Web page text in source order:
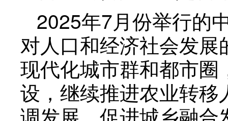
2025年7月份举行的
对人口和经济社会发
现代化城市群和都市
设，继续推进农业转